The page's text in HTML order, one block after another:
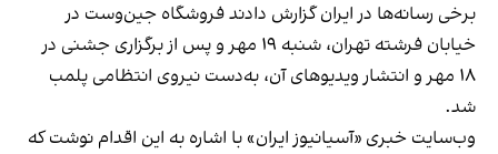
برخی رسانه‌ها در ایران گزارش دادند فروشگاه جین‌وست در
خیابان فرشته تهران، شنبه ۱۹ مهر و پس از برگزاری جشنی در
۱۸ مهر و انتشار ویدیوهای آن، به‌دست نیروی انتظامی پلمب
شد.
وب‌سایت خبری «آسیانیوز ایران» با اشاره به این اقدام نوشت که